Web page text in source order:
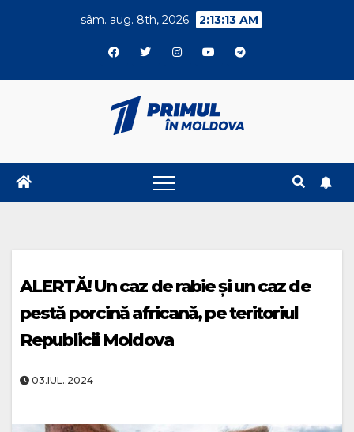
sâm. aug. 8th, 2026 2:13:14 AM
ALERTĂ! Un caz de rabie și un caz de
pestă porcină africană, pe teritoriul
Republicii Moldova
03.IUL..2024